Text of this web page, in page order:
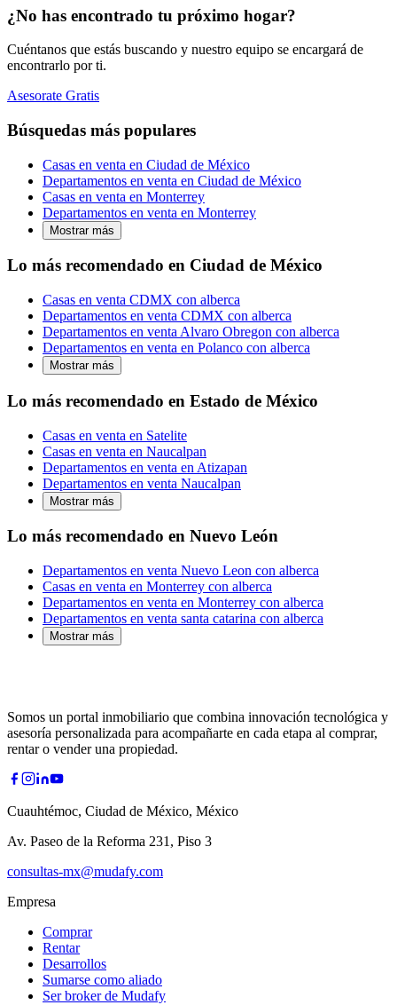
¿No has encontrado tu próximo hogar?
Cuéntanos que estás buscando y nuestro equipo se encargará de
encontrarlo por ti.
Asesorate Gratis
Búsquedas más populares
Casas en venta en Ciudad de México
Departamentos en venta en Ciudad de México
Casas en venta en Monterrey
Departamentos en venta en Monterrey
Mostrar más
Lo más recomendado en Ciudad de México
Casas en venta CDMX con alberca
Departamentos en venta CDMX con alberca
Departamentos en venta Alvaro Obregon con alberca
Departamentos en venta en Polanco con alberca
Mostrar más
Lo más recomendado en Estado de México
Casas en venta en Satelite
Casas en venta en Naucalpan
Departamentos en venta en Atizapan
Departamentos en venta Naucalpan
Mostrar más
Lo más recomendado en Nuevo León
Departamentos en venta Nuevo Leon con alberca
Casas en venta en Monterrey con alberca
Departamentos en venta en Monterrey con alberca
Departamentos en venta santa catarina con alberca
Mostrar más
Somos un portal inmobiliario que combina innovación tecnológica y
asesoría personalizada para acompañarte en cada etapa al comprar,
rentar o vender una propiedad.
Cuauhtémoc, Ciudad de México, México
Av. Paseo de la Reforma 231, Piso 3
consultas-mx@mudafy.com
Empresa
Comprar
Rentar
Desarrollos
Sumarse como aliado
Ser broker de Mudafy